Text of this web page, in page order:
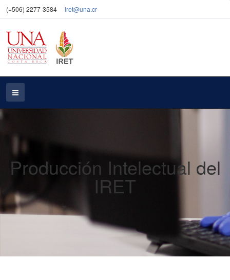
(+506) 2277-3584 iret@una.cr
Producción Intelectual del
IRET